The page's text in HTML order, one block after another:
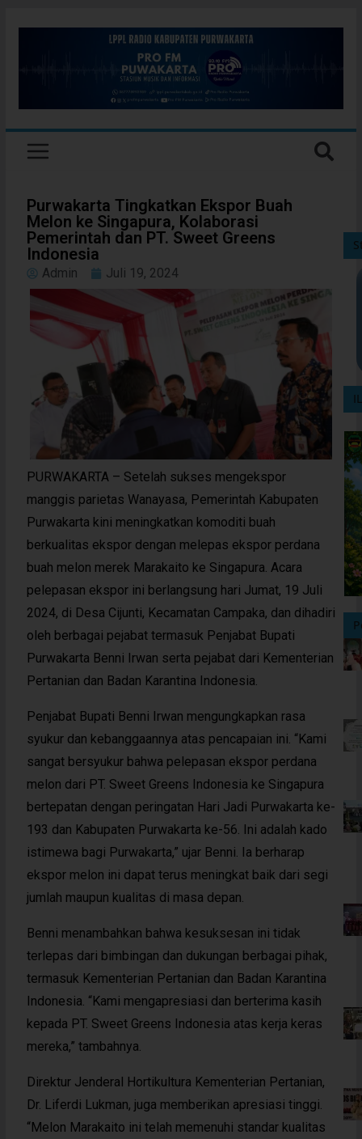
Purwakarta Tingkatkan Ekspor Buah
Melon ke Singapura, Kolaborasi
Pemerintah dan PT. Sweet Greens
Indonesia
Admin Juli 19, 2024
PURWAKARTA – Setelah sukses mengekspor
manggis parietas Wanayasa, Pemerintah Kabupaten
Purwakarta kini meningkatkan komoditi buah
berkualitas ekspor dengan melepas ekspor perdana
buah melon merek Marakaito ke Singapura. Acara
pelepasan ekspor ini berlangsung hari Jumat, 19 Juli
2024, di Desa Cijunti, Kecamatan Campaka, dan dihadiri
oleh berbagai pejabat termasuk Penjabat Bupati
Purwakarta Benni Irwan serta pejabat dari Kementerian
Pertanian dan Badan Karantina Indonesia.
Penjabat Bupati Benni Irwan mengungkapkan rasa
syukur dan kebanggaannya atas pencapaian ini. “Kami
sangat bersyukur bahwa pelepasan ekspor perdana
melon dari PT. Sweet Greens Indonesia ke Singapura
bertepatan dengan peringatan Hari Jadi Purwakarta ke-
193 dan Kabupaten Purwakarta ke-56. Ini adalah kado
istimewa bagi Purwakarta,” ujar Benni. Ia berharap
ekspor melon ini dapat terus meningkat baik dari segi
jumlah maupun kualitas di masa depan.
Benni menambahkan bahwa kesuksesan ini tidak
terlepas dari bimbingan dan dukungan berbagai pihak,
termasuk Kementerian Pertanian dan Badan Karantina
Indonesia. “Kami mengapresiasi dan berterima kasih
kepada PT. Sweet Greens Indonesia atas kerja keras
mereka,” tambahnya.
Direktur Jenderal Hortikultura Kementerian Pertanian,
Dr. Liferdi Lukman, juga memberikan apresiasi tinggi.
“Melon Marakaito ini telah memenuhi standar kualitas